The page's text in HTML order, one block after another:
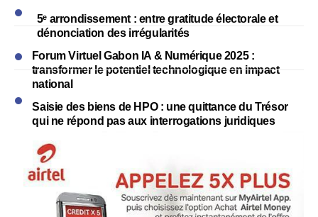
5ᵉ arrondissement : entre gratitude électorale et
dénonciation des irrégularités
Forum Virtuel Gabon IA & Numérique 2025 :
transformer le potentiel technologique en impact
national
Saisie des biens de HPO : une quittance du Trésor
qui ne répond pas aux interrogations juridiques